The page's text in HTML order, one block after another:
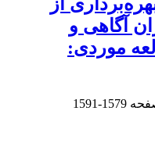
آگاهی و
موردی:
1579-1591